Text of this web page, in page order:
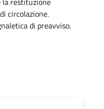
circolazione.
di preavviso.